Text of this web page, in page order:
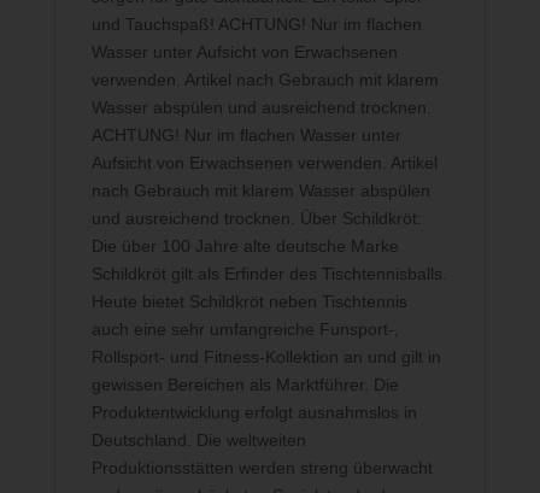
und Tauchspaß! ACHTUNG! Nur im flachen
Wasser unter Aufsicht von Erwachsenen
verwenden. Artikel nach Gebrauch mit klarem
Wasser abspülen und ausreichend trocknen.
ACHTUNG! Nur im flachen Wasser unter
Aufsicht von Erwachsenen verwenden. Artikel
nach Gebrauch mit klarem Wasser abspülen
und ausreichend trocknen. Über Schildkröt:
Die über 100 Jahre alte deutsche Marke
Schildkröt gilt als Erfinder des Tischtennisballs.
Heute bietet Schildkröt neben Tischtennis
auch eine sehr umfangreiche Funsport-,
Rollsport- und Fitness-Kollektion an und gilt in
gewissen Bereichen als Marktführer. Die
Produktentwicklung erfolgt ausnahmslos in
Deutschland. Die weltweiten
Produktionsstätten werden streng überwacht